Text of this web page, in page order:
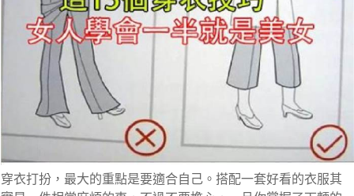
穿衣打扮，最大的重點是要適合自己。搭配一套好看的衣服其